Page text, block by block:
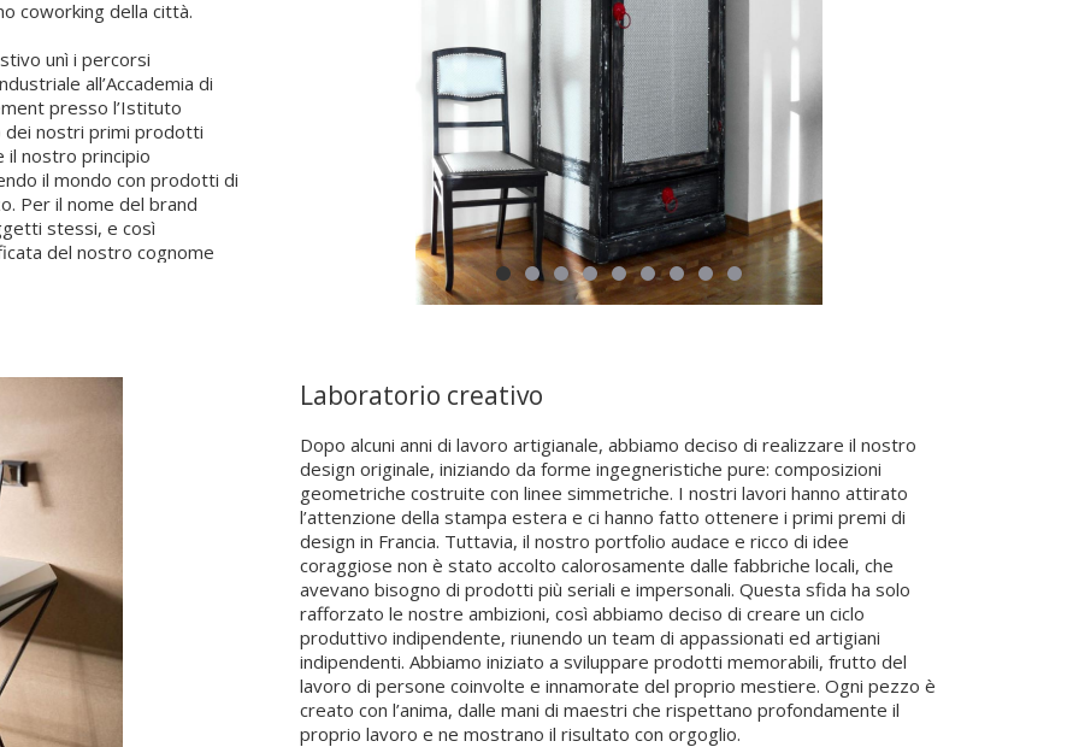
coworking della città.
unì i percorsi
all’Accademia di
presso l’Istituto
dei nostri primi prodotti
il nostro principio
il mondo con prodotti di
Per il nome del brand
stessi, e così
del nostro cognome
un simbolo che ci
Laboratorio creativo
Dopo alcuni anni di lavoro artigianale, abbiamo deciso di realizzare il nostro
design originale, iniziando da forme ingegneristiche pure: composizioni
geometriche costruite con linee simmetriche. I nostri lavori hanno attirato
l’attenzione della stampa estera e ci hanno fatto ottenere i primi premi di
design in Francia. Tuttavia, il nostro portfolio audace e ricco di idee
coraggiose non è stato accolto calorosamente dalle fabbriche locali, che
avevano bisogno di prodotti più seriali e impersonali. Questa sfida ha solo
rafforzato le nostre ambizioni, così abbiamo deciso di creare un ciclo
produttivo indipendente, riunendo un team di appassionati ed artigiani
indipendenti. Abbiamo iniziato a sviluppare prodotti memorabili, frutto del
lavoro di persone coinvolte e innamorate del proprio mestiere. Ogni pezzo è
creato con l’anima, dalle mani di maestri che rispettano profondamente il
proprio lavoro e ne mostrano il risultato con orgoglio.